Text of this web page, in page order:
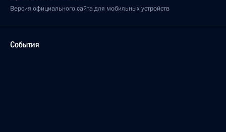
Версия официального сайта для мобильных устройств
События